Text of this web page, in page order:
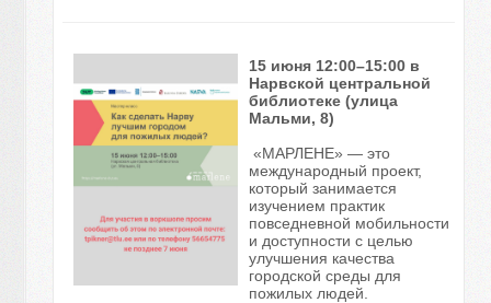
15 июня 12:00–15:00 в
Нарвской центральной
библиотеке (улица
Мальми, 8)
«МАРЛЕНЕ» — это
международный проект,
который занимается
изучением практик
повседневной мобильности
и доступности с целью
улучшения качества
городской среды для
пожилых людей.